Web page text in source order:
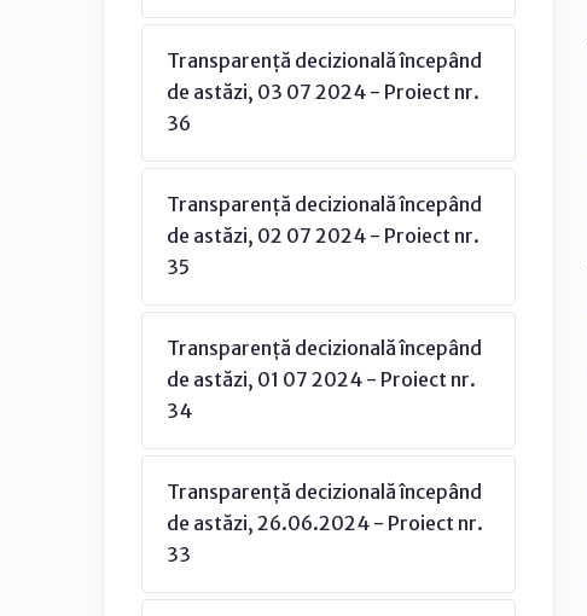
Transparență decizională începând
de astăzi, 03 07 2024 - Proiect nr.
36
Transparență decizională începând
de astăzi, 02 07 2024 - Proiect nr.
35
Transparență decizională începând
de astăzi, 01 07 2024 - Proiect nr.
34
Transparență decizională începând
de astăzi, 26.06.2024 - Proiect nr.
33